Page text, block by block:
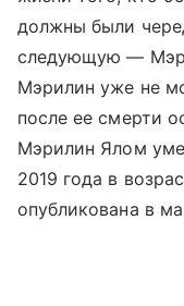
должны были
следующую —
Мэрилин уже не
после ее смерти
Мэрилин Ялом
2019 года в
опубликована в